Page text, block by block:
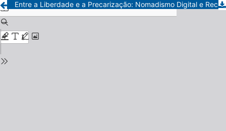
Entre a Liberdade e a Precarização: Nomadismo Digital e Reconfigurações Turísticas na América Latina